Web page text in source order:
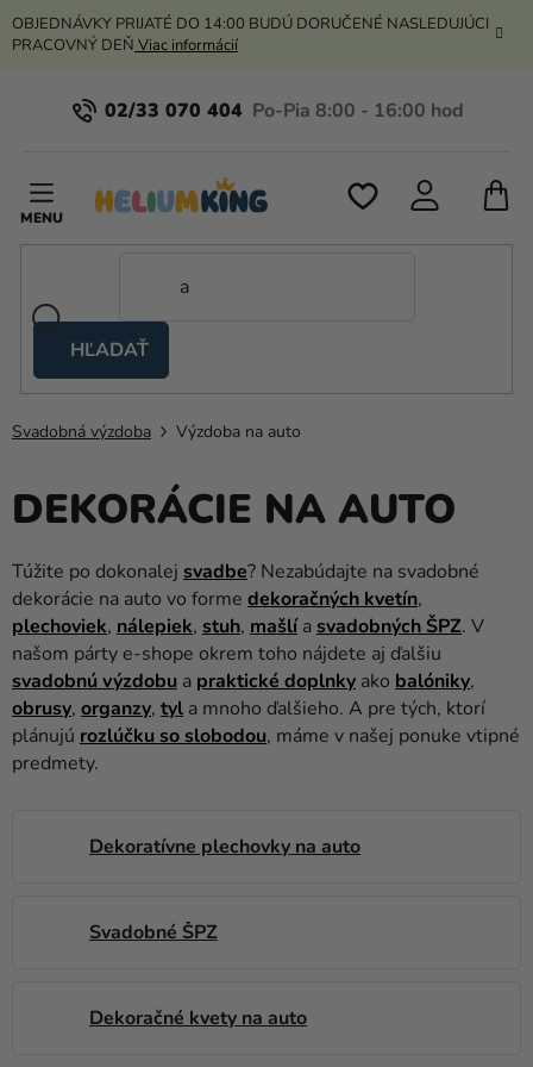
Prejsť
na
OBJEDNÁVKY PRIJATÉ DO 14:00 BUDÚ DORUČENÉ NASLEDUJÚCI
PRACOVNÝ DEŇ Viac informácií
02/33 070 404
HĽADAŤ
stany
Kanekalon
Hélium
a
Svadba
Párty
Výzdoba
a
doplnky
masky
Pečenie
Svadobná výzdoba Výzdoba na auto
DEKORÁCIE NA AUTO
Túžite po dokonalej svadbe? Nezabúdajte na svadobné
dekorácie na auto vo forme dekoračných kvetín,
plechoviek, nálepiek, stuh, mašlíasvadobných ŠPZ. V
našom párty e-shope okrem toho nájdete aj ďalšiu
svadobnú výzdobu a praktické doplnky ako balóniky,
obrusy, organzy, tyl a mnoho ďalšieho. A pre tých, ktorí
plánujú rozlúčku so slobodou, máme v našej ponuke vtipné
predmety.
Dekoratívne plechovky na auto
Svadobné ŠPZ
Dekoračné kvety na auto